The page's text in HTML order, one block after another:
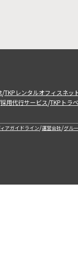
/TKPレンタルオフィスネッ
採用代行サービス/TKPトラ
アガイドライン/運営会社/グル